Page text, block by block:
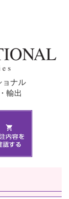
ョナル
輸出